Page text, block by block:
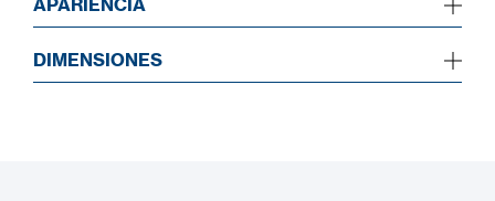
APARIENCIA
DIMENSIONES